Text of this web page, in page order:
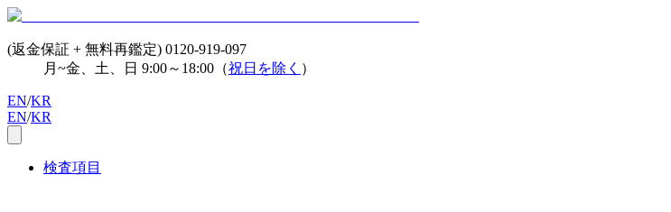
(返金保証 + 無料再鑑定) 0120-919-097
月~金、土、日 9:00～18:00（祝日を除く ）
EN/KR
EN/KR
検査項目